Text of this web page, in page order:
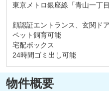
東京メトロ銀座線「青山一丁
顔認証エントランス、玄関ド
ペット飼育可能
宅配ボックス
24時間ゴミ出し可能
物件概要